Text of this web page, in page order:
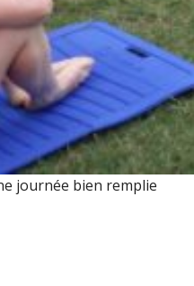
journée bien remplie